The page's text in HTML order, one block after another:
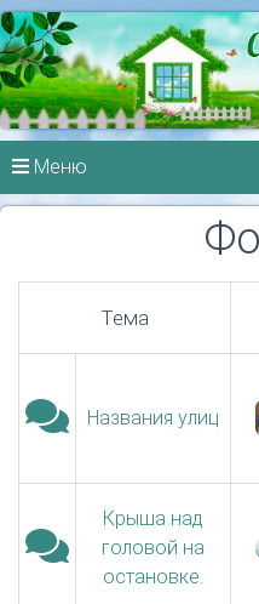
Меню
Тема
Названия улиц
Крыша над
головой на
остановке.